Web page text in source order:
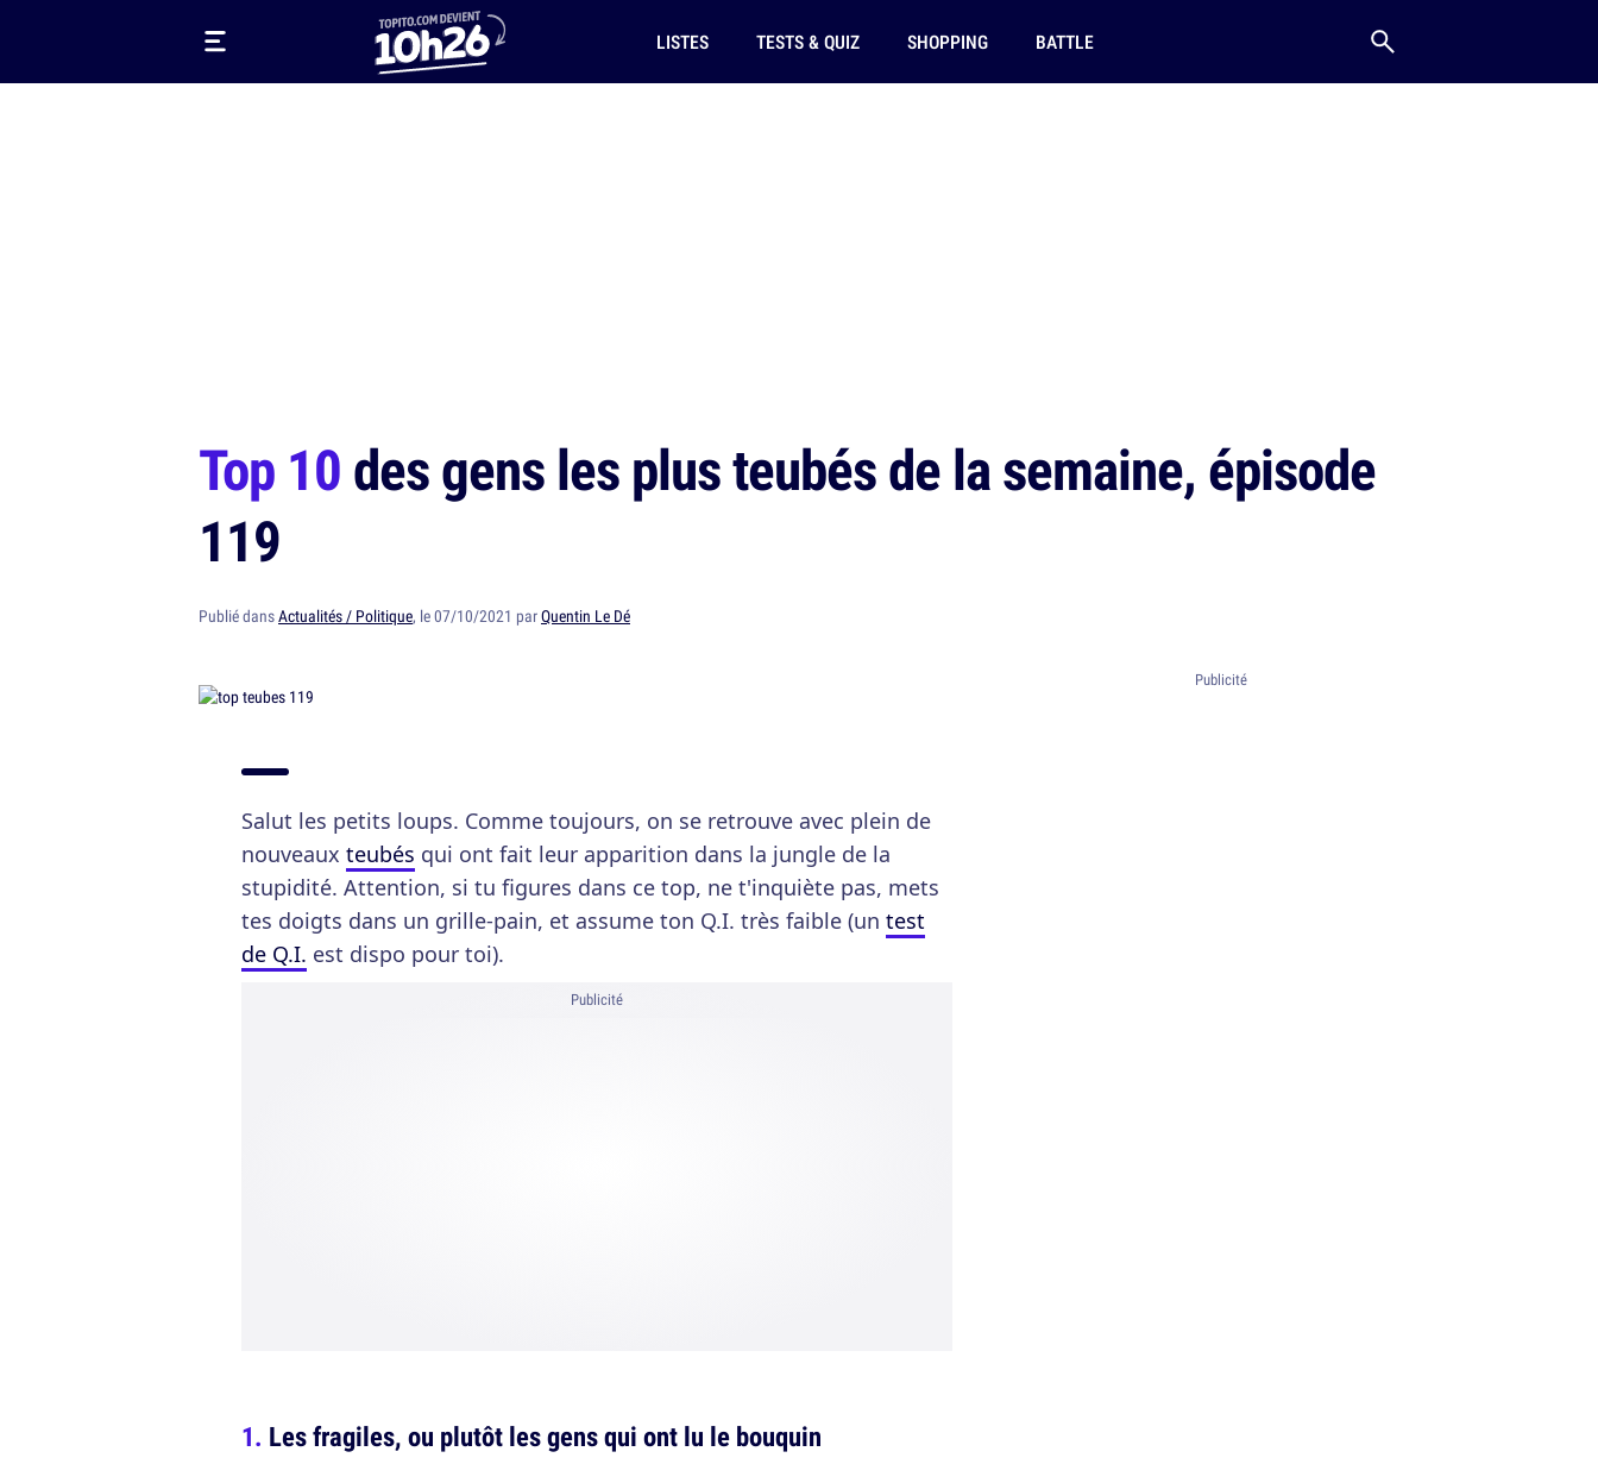
LISTES TESTS & QUIZ SHOPPING BATTLE
Top 10des gens les plus teubés de la semaine, épisode
119
Publié dansActualités / Politique, le 07/10/2021 parQuentin Le Dé
Salut les petits loups. Comme toujours, on se retrouve avec plein de
nouveaux teubés qui ont fait leur apparition dans la jungle de la
stupidité. Attention, si tu figures dans ce top, ne t'inquiète pas, mets
tes doigts dans un grille-pain, et assume ton Q.I. très faible (un test
de Q.I. est dispo pour toi).
Publicité
Les fragiles, ou plutôt les gens qui ont lu le bouquin